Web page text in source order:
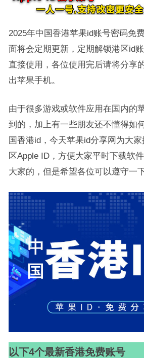
2025年中国香港苹果id账号密码免
面将会定期更新，定期解锁港区id
直接使用，各位使用完后请将分享
出苹果手机。
由于很多游戏或软件应用在国内的
到的，加上有一些朋友还不懂得如
国香港id，今天苹果id分享网为大
区Apple ID，方便大家平时下载软
大家的，但是希望各位可以遵守一
以下4个最新香港免费账号